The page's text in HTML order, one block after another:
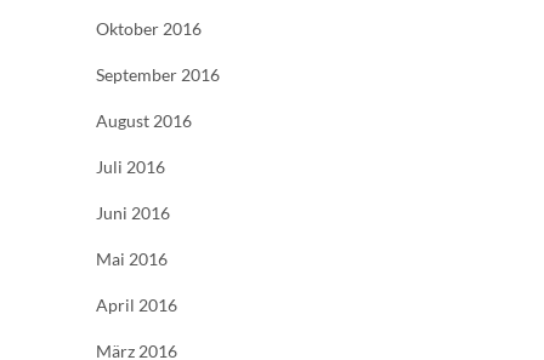
Oktober 2016
September 2016
August 2016
Juli 2016
Juni 2016
Mai 2016
April 2016
März 2016